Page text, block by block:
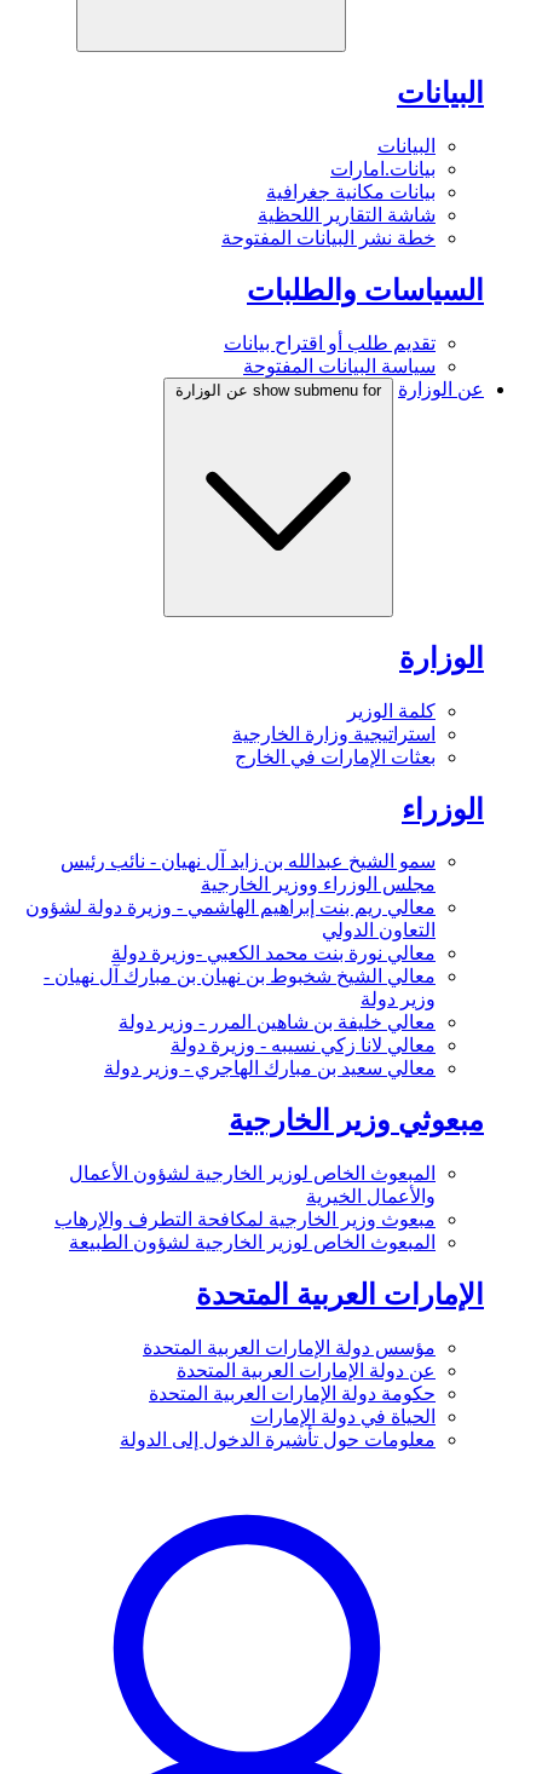
البيانات
البيانات
بيانات.امارات
بيانات مكانية جغرافية
شاشة التقارير اللحظية
خطة نشر البيانات المفتوحة
السياسات والطلبات
تقديم طلب أو اقتراح بيانات
سياسة البيانات المفتوحة
عن الوزارة
show submenu for عن الوزارة
الوزارة
كلمة الوزير
استراتيجية وزارة الخارجية
بعثات الإمارات في الخارج
الوزراء
سمو الشيخ عبدالله بن زايد آل نهيان - نائب رئيس
مجلس الوزراء ووزير الخارجية
معالي ريم بنت إبراهيم الهاشمي - وزيرة دولة لشؤون
التعاون الدولي
معالي نورة بنت محمد الكعبي -وزيرة دولة
معالي الشيخ شخبوط بن نهيان بن مبارك آل نهيان -
وزير دولة
معالي خليفة بن شاهين المرر - وزير دولة
معالي لانا زكي نسيبه - وزيرة دولة
معالي سعيد بن مبارك الهاجري - وزير دولة
مبعوثي وزير الخارجية
المبعوث الخاص لوزير الخارجية لشؤون الأعمال
والأعمال الخيرية
مبعوث وزير الخارجية لمكافحة التطرف والإرهاب
المبعوث الخاص لوزير الخارجية لشؤون الطبيعة
الإمارات العربية المتحدة
مؤسس دولة الإمارات العربية المتحدة
عن دولة الإمارات العربية المتحدة
حكومة دولة الإمارات العربية المتحدة
الحياة في دولة الإمارات
معلومات حول تأشيرة الدخول إلى الدولة